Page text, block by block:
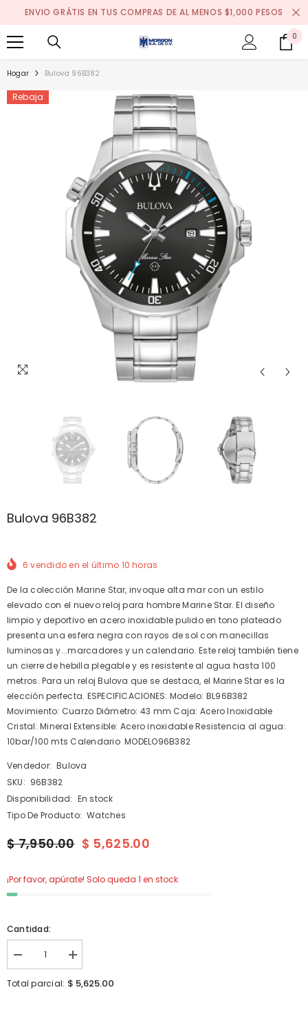
SALTAR AL CONTENIDO
ENVIO GRÁTIS EN TUS COMPRAS DE AL MENOS $1,000 PESOS
0
Hogar Bulova 96B382
Rebaja
Bulova 96B382
6 vendido en el último 10 horas
De la colección Marine Star, invoque alta mar con un estilo
elevado con el nuevo reloj para hombre Marine Star. El diseño
limpio y deportivo en acero inoxidable pulido en tono plateado
presenta una esfera negra con rayos de sol con manecillas
luminosas y...marcadores y un calendario. Este reloj también tiene
un cierre de hebilla plegable y es resistente al agua hasta 100
metros. Para un reloj Bulova que se destaca, el Marine Star es la
elección perfecta. ESPECIFICACIONES: Modelo: BL96B382
Movimiento: Cuarzo Diámetro: 43 mm Caja: Acero Inoxidable
Cristal: Mineral Extensible: Acero inoxidable Resistencia al agua:
10bar/100 mts Calendario MODELO96B382
Vendedor: Bulova
SKU: 96B382
Disponibilidad: En stock
Tipo De Producto: Watches
$ 7,950.00 $ 5,625.00
¡Por favor, apúrate! Solo queda 1 en stock
Cantidad:
Error:
Missing
interpolation
I18n
Error:
Missing
interpolation
Total parcial: $ 5,625.00